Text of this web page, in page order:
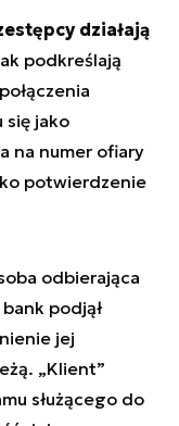
działają
podkreślają
jako
na numer ofiary
potwierdzenie
odbierająca
podjął
jej
„Klient”
służącego do